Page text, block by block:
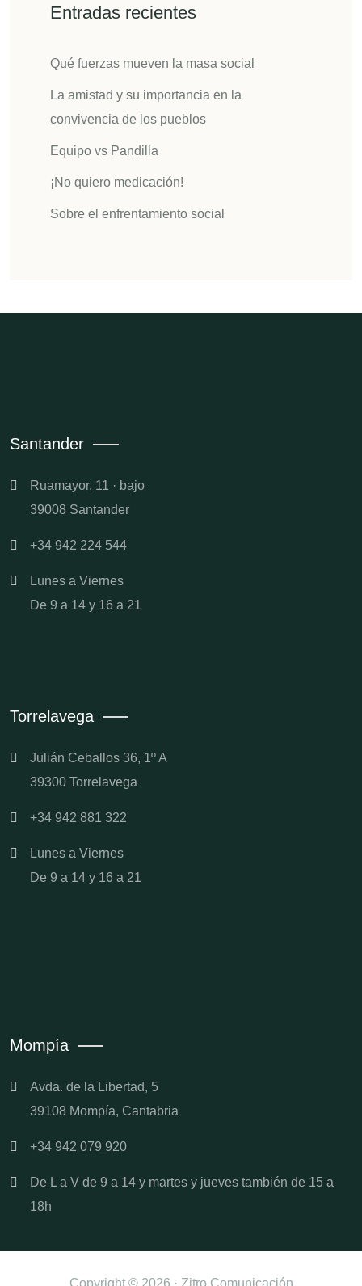
Entradas recientes
Qué fuerzas mueven la masa social
La amistad y su importancia en la
convivencia de los pueblos
Equipo vs Pandilla
¡No quiero medicación!
Sobre el enfrentamiento social
Santander
Ruamayor, 11 · bajo
39008 Santander
+34 942 224 544
Lunes a Viernes
De 9 a 14 y 16 a 21
Torrelavega
Julián Ceballos 36, 1º A
39300 Torrelavega
+34 942 881 322
Lunes a Viernes
De 9 a 14 y 16 a 21
Mompía
Avda. de la Libertad, 5
39108 Mompía, Cantabria
+34 942 079 920
De L a V de 9 a 14 y martes y jueves también de 15 a
18h
Copyright © 2026 · Zitro Comunicación